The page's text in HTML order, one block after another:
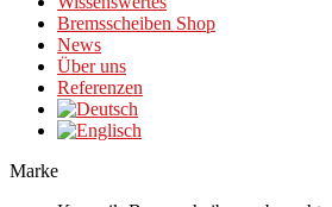
Bremsscheiben Shop
News
Über uns
Referenzen
Marke